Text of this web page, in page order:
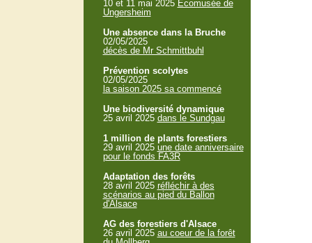
10 et 11 mai 2025 Ecomusée de
Ungersheim
Une absence dans la Bruche
02/05/2025
décès de Mr Schmittbuhl
Prévention scolytes
02/05/2025
la saison 2025 sa commencé
Une biodiversité dynamique
25 avril 2025 dans le Sundgau
1 million de plants forestiers
29 avril 2025 une date anniversaire
pour le fonds FA3R
Adaptation des forêts
28 avril 2025 réfléchir à des
scénarios au pied du Ballon
d'Alsace
AG des forestiers d'Alsace
26 avril 2025 au coeur de la forêt